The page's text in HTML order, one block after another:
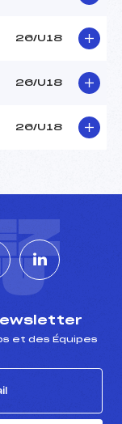
26/U18
26/U18
26/U18
et des Équipes